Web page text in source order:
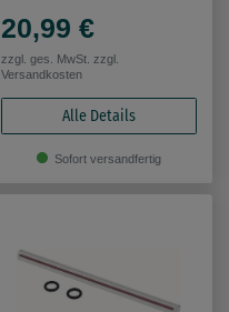
20,99 €
zzgl. ges. MwSt. zzgl.
Versandkosten
Alle Details
Sofort versandfertig